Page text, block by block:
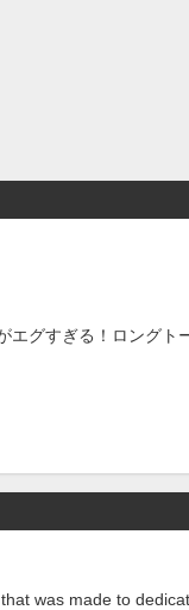
グすぎる！ロングト
was made to